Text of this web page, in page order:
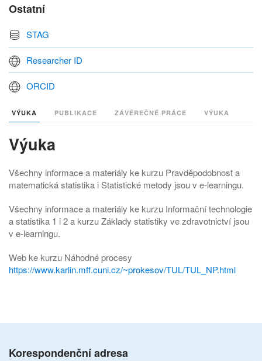
Ostatní
STAG
Researcher ID
ORCID
VÝUKA PUBLIKACE ZÁVĚREČNÉ PRÁCE VÝUKA
Výuka
Všechny informace a materiály ke kurzu Pravděpodobnost a
matematická statistika i Statistické metody jsou v e-learningu.
Všechny informace a materiály ke kurzu Informační technologie
a statistika 1 i 2 a kurzu Základy statistiky ve zdravotnictví jsou
v e-learningu.
Web ke kurzu Náhodné procesy
https://www.karlin.mff.cuni.cz/~prokesov/TUL/TUL_NP.html
Korespondenční adresa